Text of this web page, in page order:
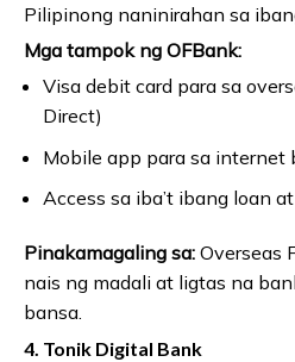
Pilipinong naninirahan sa
Mga tampok ng OFBank:
Visa debit card para sa
Direct)
Mobile app para sa internet
Access sa iba’t ibang loan
Pinakamagaling sa: Overseas
nais ng madali at ligtas na
bansa.
4. Tonik Digital Bank